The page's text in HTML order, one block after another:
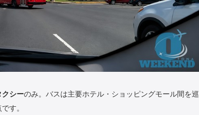
クシーのみ。バスは主要ホテル・ショッピングモール間を巡
す。